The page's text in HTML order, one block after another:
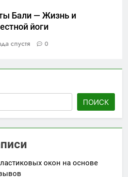
Бали — Жизнь и
йоги
спустя 0
ПОИСК
окон на основе